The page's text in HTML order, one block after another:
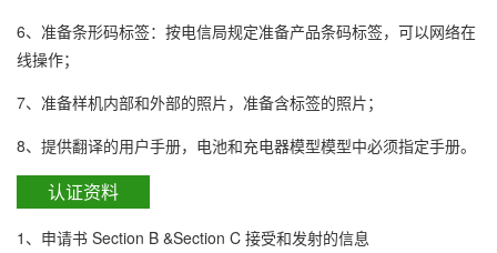
6、准备条形码标签：按电信局规定准备产品条码标签，可以网络在
线操作；
7、准备样机内部和外部的照片，准备含标签的照片；
8、提供翻译的用户手册，电池和充电器模型模型中必须指定手册。
认证资料
1、申请书 Section B &Section C 接受和发射的信息